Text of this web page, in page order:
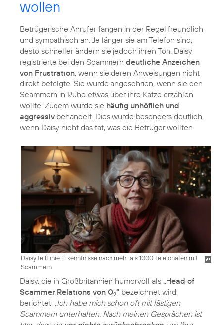
wollen
Betrügerische Anrufer fangen in der Regel freundlich
und sympathisch an. Je länger sie am Telefon sind,
desto schneller ändern sie jedoch ihren Ton. Daisy
registrierte bei den Scammern deutliche Anzeichen
von Frustration, wenn sie deren Anweisungen nicht
direkt befolgte. Sie wurde angeschrien, wenn sie den
Scammern in Ruhe etwas über ihre Katze erzählen
wollte. Zudem wurde sie häufig unhöflich und
aggressiv behandelt. Dies wurde besonders deutlich,
wenn Daisy nicht das tat, was die Betrüger wollten.
Daisy teilt ihre Erkenntnisse nach mehr als 1000 Telefonaten mit
Scammern
Daisy, die in Großbritannien humorvoll als „Head of
Scammer Relations von O2“ bezeichnet wird,
berichtet: „Ich habe mich schon oft mit lästigen
Scammern unterhalten. Nach meinen Gesprächen ist